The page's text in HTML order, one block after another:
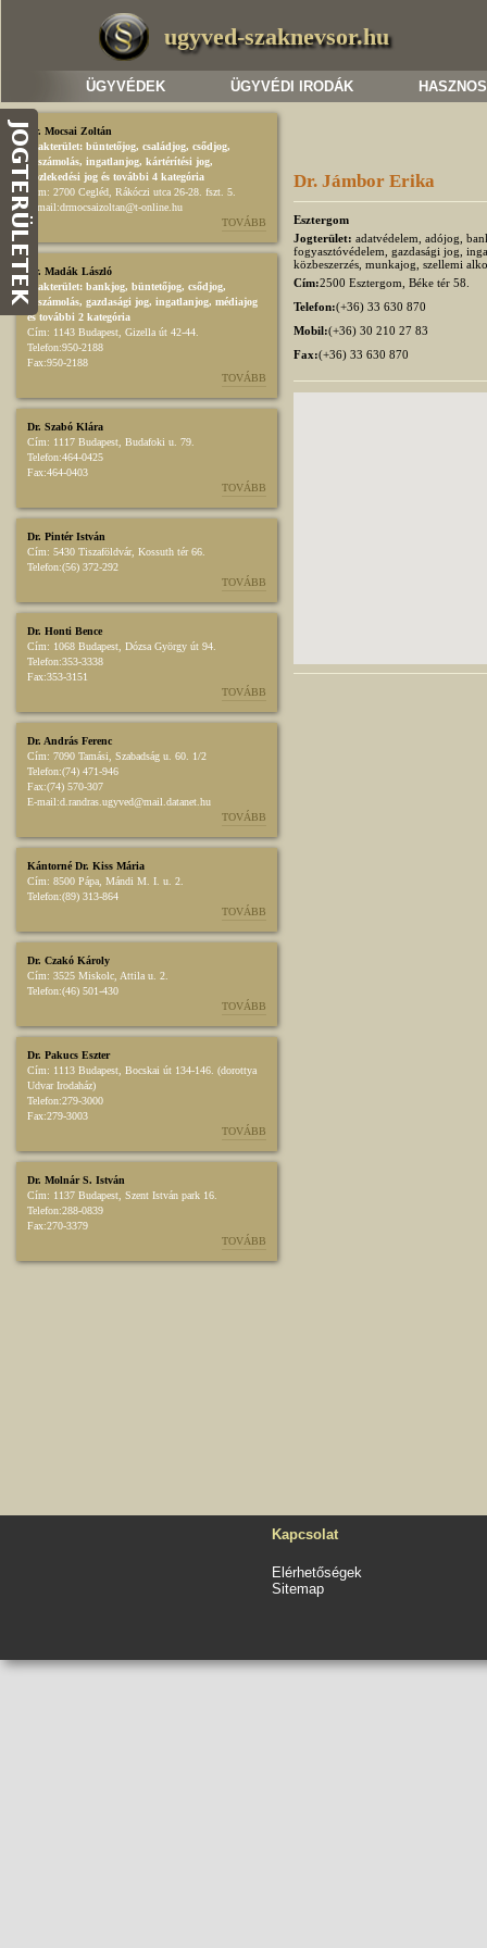
ugyved-szaknevsor.hu
ÜGYVÉDEK ÜGYVÉDI IRODÁK
Dr. Mocsai Zoltán
Szakterület: büntetőjog, családjog, csődjog,
felszámolás, ingatlanjog, kártérítési jog,
közlekedési jog és további 4 kategória
Cím: 2700 Cegléd, Rákóczi utca 26-28. fszt. 5.
E-mail:drmocsaizoltan@t-online.hu
TOVÁBB
Dr. Madák László
Szakterület: bankjog, büntetőjog, csődjog,
felszámolás, gazdasági jog, ingatlanjog, médiajog
és további 2 kategória
Cím: 1143 Budapest, Gizella út 42-44.
Telefon:950-2188
Fax:950-2188
TOVÁBB
Dr. Szabó Klára
Cím: 1117 Budapest, Budafoki u. 79.
Telefon:464-0425
Fax:464-0403
TOVÁBB
Dr. Pintér István
Cím: 5430 Tiszaföldvár, Kossuth tér 66.
Telefon:(56) 372-292
TOVÁBB
Dr. Honti Bence
Cím: 1068 Budapest, Dózsa György út 94.
Telefon:353-3338
Fax:353-3151
TOVÁBB
Dr. András Ferenc
Cím: 7090 Tamási, Szabadság u. 60. 1/2
Telefon:(74) 471-946
Fax:(74) 570-307
E-mail:d.randras.ugyved@mail.datanet.hu
TOVÁBB
Kántorné Dr. Kiss Mária
Cím: 8500 Pápa, Mándi M. I. u. 2.
Telefon:(89) 313-864
TOVÁBB
Dr. Czakó Károly
Cím: 3525 Miskolc, Attila u. 2.
Telefon:(46) 501-430
TOVÁBB
Dr. Pakucs Eszter
Cím: 1113 Budapest, Bocskai út 134-146. (dorottya
Udvar Irodaház)
Telefon:279-3000
Fax:279-3003
TOVÁBB
Dr. Molnár S. István
Cím: 1137 Budapest, Szent István park 16.
Telefon:288-0839
Fax:270-3379
TOVÁBB
Dr. Jámbor Erika
Esztergom
Jogterület: adatvédelem, adójog,
fogyasztóvédelem, gazdasági jog,
közbeszerzés, munkajog, szellemi
Cím:2500 Esztergom, Béke tér 58.
Telefon:(+36) 33 630 870
Mobil:(+36) 30 210 27 83
Fax:(+36) 33 630 870
Kapcsolat
Elérhetőségek
Sitemap